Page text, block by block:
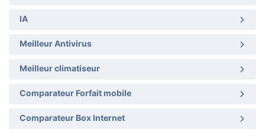
IA
Meilleur Antivirus
Meilleur climatiseur
Comparateur Forfait mobile
Comparateur Box Internet